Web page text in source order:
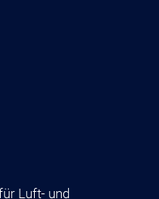
Luft- und